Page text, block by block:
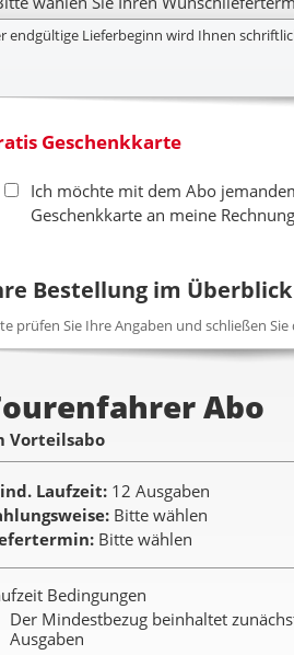
endgültige Lieferbeginn wird Ihnen
Geschenkkarte
Ich möchte mit dem Abo
Geschenkkarte an meine
Bestellung im Überblick
prüfen Sie Ihre Angaben und schließen
Abo
Vorteilsabo
Laufzeit 12 Ausgaben
Bitte wählen
Bitte wählen
Bedingungen
Der Mindestbezug beinhaltet
Ausgaben